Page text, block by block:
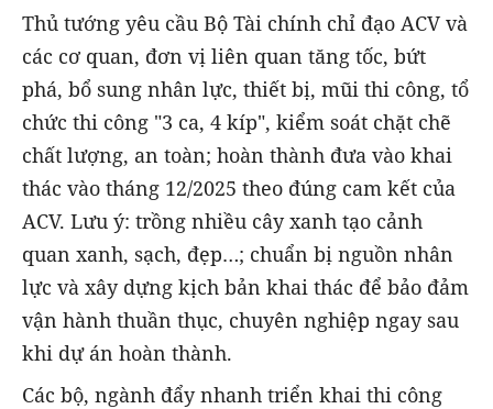
Thủ tướng yêu cầu Bộ Tài chính chỉ đạo ACV và
các cơ quan, đơn vị liên quan tăng tốc, bứt
phá, bổ sung nhân lực, thiết bị, mũi thi công, tổ
chức thi công "3 ca, 4 kíp", kiểm soát chặt chẽ
chất lượng, an toàn; hoàn thành đưa vào khai
thác vào tháng 12/2025 theo đúng cam kết của
ACV. Lưu ý: trồng nhiều cây xanh tạo cảnh
quan xanh, sạch, đẹp…; chuẩn bị nguồn nhân
lực và xây dựng kịch bản khai thác để bảo đảm
vận hành thuần thục, chuyên nghiệp ngay sau
khi dự án hoàn thành.
Các bộ, ngành đẩy nhanh triển khai thi công